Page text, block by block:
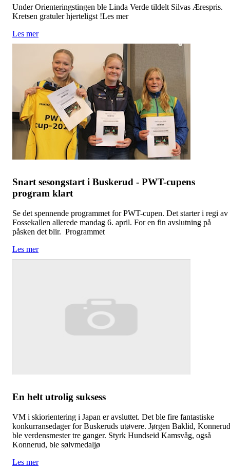
Under Orienteringstingen ble Linda Verde tildelt Silvas Ærespris.
Kretsen gratuler hjerteligst !Les mer
Les mer
Snart sesongstart i Buskerud - PWT-cupens
program klart
Se det spennende programmet for PWT-cupen. Det starter i regi av
Fossekallen allerede mandag 6. april. For en fin avslutning på
påsken det blir. Programmet
Les mer
En helt utrolig suksess
VM i skiorientering i Japan er avsluttet. Det ble fire fantastiske
konkurransedager for Buskeruds utøvere. Jørgen Baklid,
ble verdensmester tre ganger. Styrk Hundseid Kamsvåg, også
Konnerud, ble sølvmedaljø
Les mer